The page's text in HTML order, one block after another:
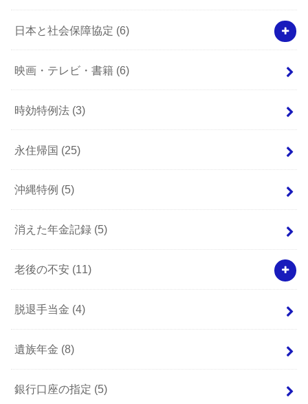
日本と社会保障協定 (6)
映画・テレビ・書籍 (6)
時効特例法 (3)
永住帰国 (25)
沖縄特例 (5)
消えた年金記録 (5)
老後の不安 (11)
脱退手当金 (4)
遺族年金 (8)
銀行口座の指定 (5)